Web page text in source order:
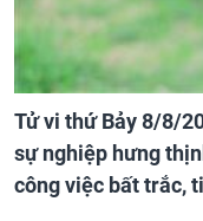
Tử vi thứ Bảy 8/8/
sự nghiệp hưng
công việc bất trắc,